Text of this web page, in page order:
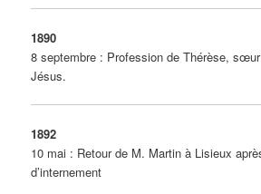
1890
8 septembre : Profession de Thérèse,
Jésus.
1892
10 mai : Retour de M. Martin à Lisieux
d’internement